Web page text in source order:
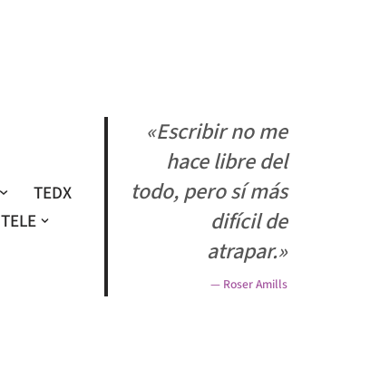
TEDX
TELE
«Escribir no me
hace libre del
todo, pero sí más
difícil de
atrapar.»
— Roser Amills